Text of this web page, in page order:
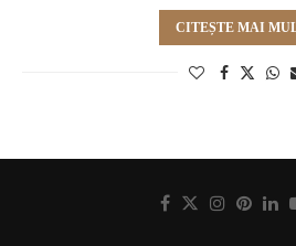
CITEȘTE MAI